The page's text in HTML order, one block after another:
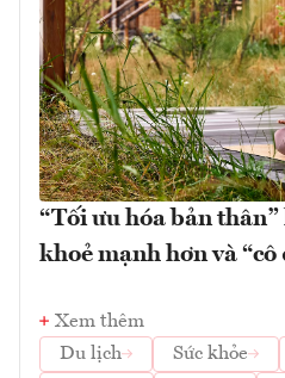
“Tối ưu hóa bản
khoẻ mạnh hơn và “cô
Xem thêm
Du lịch
Sức khỏe